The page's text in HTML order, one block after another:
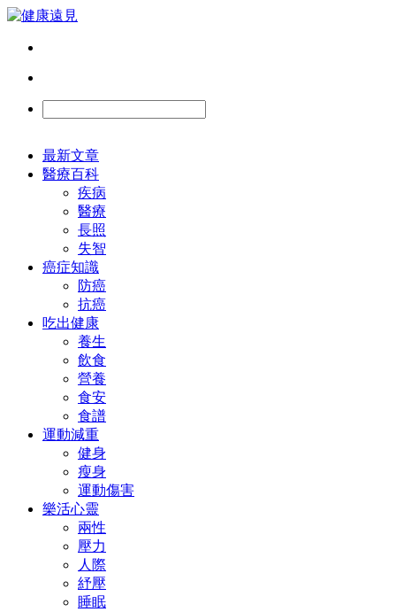
最新文章
醫療百科
疾病
醫療
長照
失智
癌症知識
防癌
抗癌
吃出健康
養生
飲食
營養
食安
食譜
運動減重
健身
瘦身
運動傷害
樂活心靈
兩性
壓力
人際
紓壓
睡眠